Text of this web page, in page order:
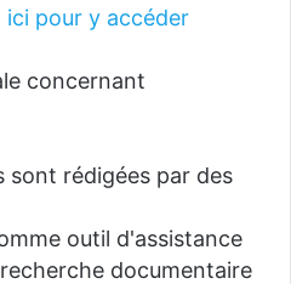
ici pour y accéder
concernant
sont rédigées par des
outil d'assistance
documentaire